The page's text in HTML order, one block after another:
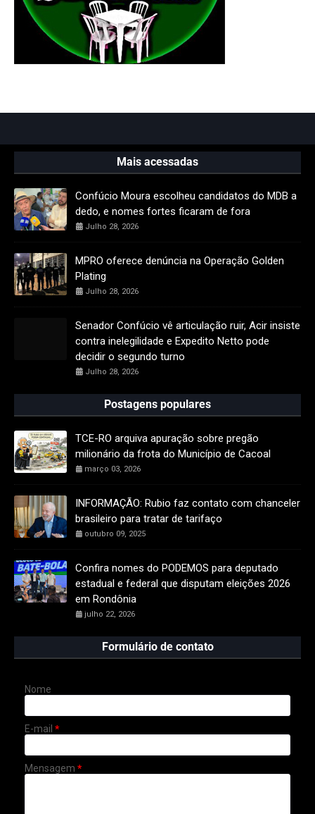
Mais acessadas
Confúcio Moura escolheu candidatos do MDB a
dedo, e nomes fortes ficaram de fora
Julho 28, 2026
MPRO oferece denúncia na Operação Golden
Plating
Julho 28, 2026
Senador Confúcio vê articulação ruir, Acir insiste
contra inelegilidade e Expedito Netto pode
decidir o segundo turno
Julho 28, 2026
Postagens populares
TCE-RO arquiva apuração sobre pregão
milionário da frota do Município de Cacoal
março 03, 2026
INFORMAÇÃO: Rubio faz contato com chanceler
brasileiro para tratar de tarifaço
outubro 09, 2025
Confira nomes do PODEMOS para deputado
estadual e federal que disputam eleições 2026
em Rondônia
julho 22, 2026
Formulário de contato
Nome
E-mail *
Mensagem *